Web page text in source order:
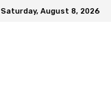
Saturday, August 8, 2026